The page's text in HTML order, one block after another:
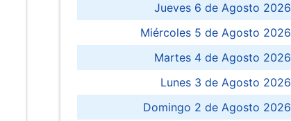
Jueves 6 de Agosto 2026
Miércoles 5 de Agosto 2026
Martes 4 de Agosto 2026
Lunes 3 de Agosto 2026
Domingo 2 de Agosto 2026